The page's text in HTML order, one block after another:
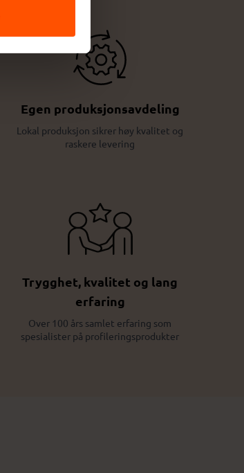
Egen produksjonsavdeling
Lokal produksjon sikrer høy kvalitet og
raskere levering
Trygghet, kvalitet og lang
erfaring
Over 100 års samlet erfaring som
spesialister på profileringsprodukter